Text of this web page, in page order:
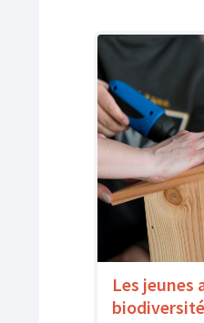
Les jeunes
biodiversité